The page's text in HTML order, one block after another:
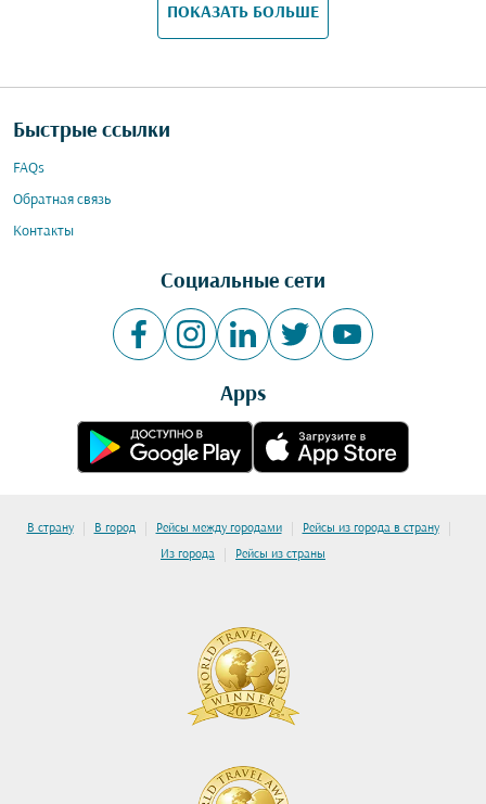
ПОКАЗАТЬ БОЛЬШЕ
Быстрые ссылки
FAQs
Обратная связь
Контакты
Социальные сети
Apps
В страну | В город | Рейсы между городами | Рейсы из города в страну |
Из города | Рейсы из страны